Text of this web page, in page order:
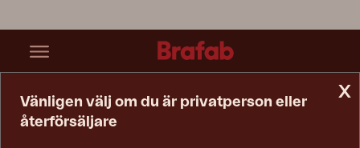
x
Vänligen välj om du är privatperson eller
återförsäljare